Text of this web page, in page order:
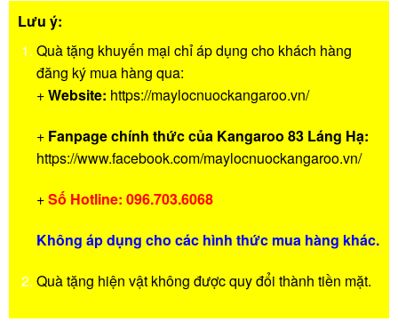
Lưu ý:
Quà tặng khuyến mại chỉ áp dụng cho khách hàng
đăng ký mua hàng qua:
+Website: https://maylocnuockangaroo.vn/
+ Fanpage chính thức của Kangaroo 83 Láng Hạ:
https://www.facebook.com/maylocnuockangaroo.vn/
+Số Hotline: 096.703.6068
Không áp dụng cho các hình thức mua hàng khác.
Quà tặng hiện vật không được quy đổi thành tiền mặt.